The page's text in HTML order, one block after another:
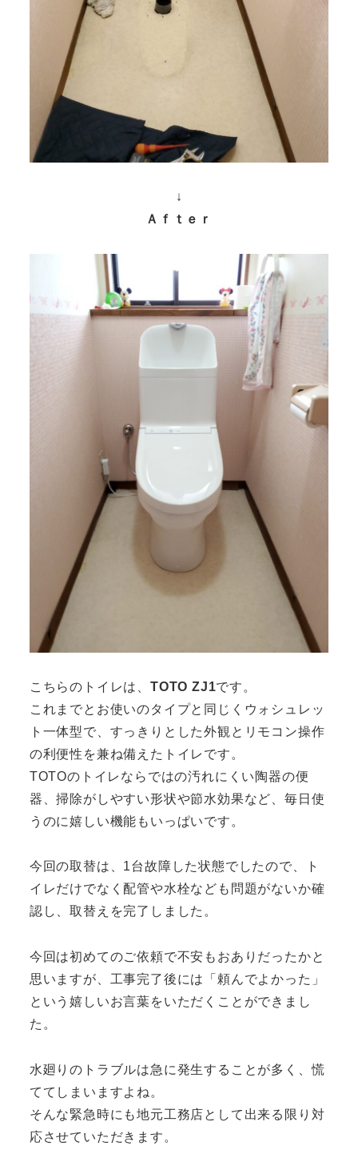
↓
Ａｆｔｅｒ
こちらのトイレは、 TOTO ZJ1です。
これまでとお使いのタイプと同じくウォシュレッ
ト一体型で、すっきりとした外観とリモコン操作
の利便性を兼ね備えたトイレです。
TOTOのトイレならではの汚れにくい陶器の便
器、掃除がしやすい形状や節水効果など、毎日使
うのに嬉しい機能もいっぱいです。
今回の取替は、1台故障した状態でしたので、ト
イレだけでなく配管や水栓なども問題がないか確
認し、取替えを完了しました。
今回は初めてのご依頼で不安もおありだったかと
思いますが、工事完了後には「頼んでよかった」
という嬉しいお言葉をいただくことができまし
た。
水廻りのトラブルは急に発生することが多く、慌
ててしまいますよね。
そんな緊急時にも地元工務店として出来る限り対
応させていただきます。